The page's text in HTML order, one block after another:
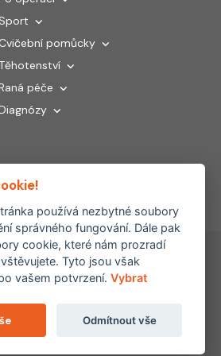
Sport
Cvičební pomůcky
Těhotenství
péče
Partnerské
weby:
používá nezbytné soubory
správného fungování. Dále pak
cookie, které nám prozradí
Tyto jsou však
vašem potvrzení. Vybrat
Odmítnout vše